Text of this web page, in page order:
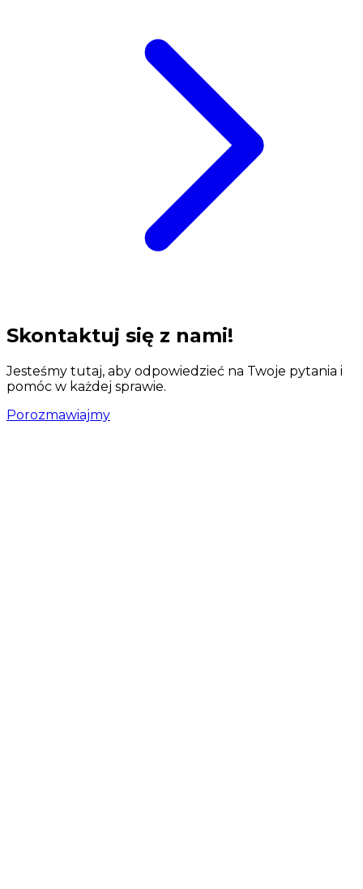
Skontaktuj się z nami!
Jesteśmy tutaj, aby odpowiedzieć na Twoje pytania i
pomóc w każdej sprawie.
Porozmawiajmy